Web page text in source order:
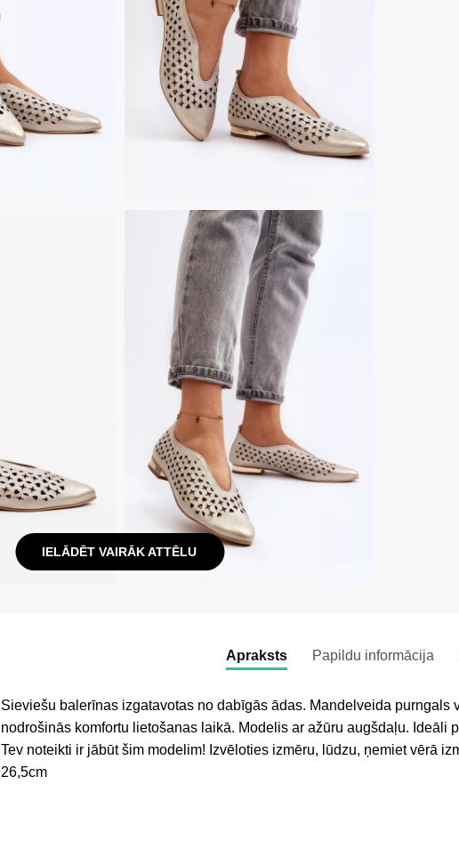
IELĀDĒT VAIRĀK ATTĒLU
Apraksts Papildu informācija
Sieviešu balerīnas izgatavotas no dabīgās ādas. Mandelveida
nodrošinās komfortu lietošanas laikā. Modelis ar ažūru augšdaļu. Ideāli
Tev noteikti ir jābūt šim modelim! Izvēloties izmēru, lūdzu, ņemiet vērā
26,5cm